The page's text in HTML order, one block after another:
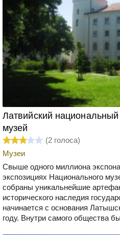
Латвийский национальный
музей
(2 голоса)
Музеи
Свыше одного миллиона
экспозициях Национального
собраны уникальнейшие
исторического наследия
начинается с основания
году. Внутри самого общества